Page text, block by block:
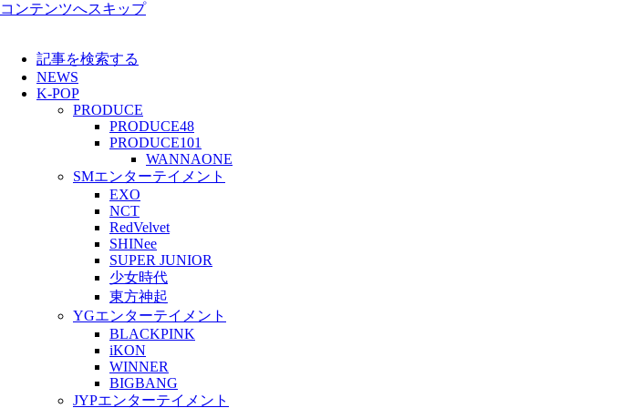
コンテンツへスキップ
記事を検索する
NEWS
K-POP
PRODUCE
PRODUCE48
PRODUCE101
WANNAONE
SMエンターテイメント
EXO
NCT
RedVelvet
SHINee
SUPER JUNIOR
少女時代
東方神起
YGエンターテイメント
BLACKPINK
iKON
WINNER
BIGBANG
JYPエンターテイメント